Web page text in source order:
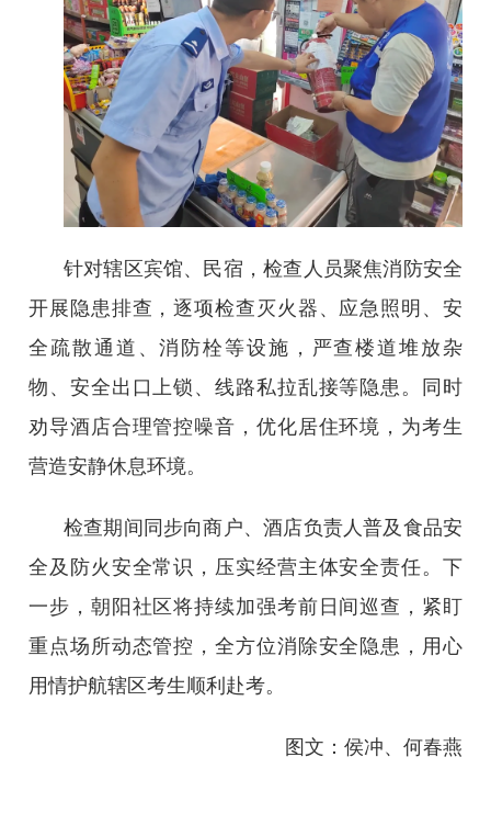
针对辖区宾馆、民宿，检查人员聚焦消防安全
开展隐患排查，逐项检查灭火器、应急照明、安
全疏散通道、消防栓等设施，严查楼道堆放杂
物、安全出口上锁、线路私拉乱接等隐患。同时
劝导酒店合理管控噪音，优化居住环境，为考生
营造安静休息环境。
检查期间同步向商户、酒店负责人普及食品安
全及防火安全常识，压实经营主体安全责任。下
一步，朝阳社区将持续加强考前日间巡查，紧盯
重点场所动态管控，全方位消除安全隐患，用心
用情护航辖区考生顺利赴考。
图文：侯冲、何春燕